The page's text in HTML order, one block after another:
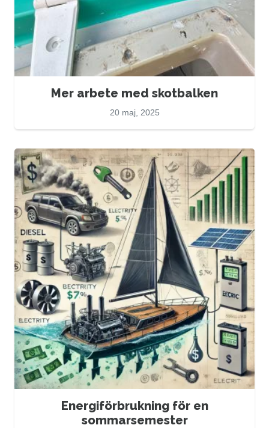
Mer arbete med skotbalken
20 maj, 2025
Energiförbrukning för en
sommarsemester